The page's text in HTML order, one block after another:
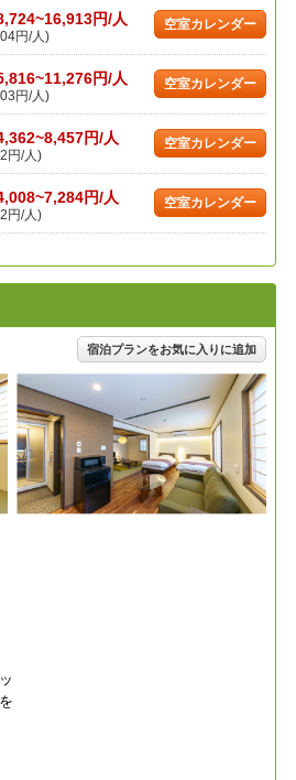
円/人
円/人)
空室カレンダー
円/人
円/人)
空室カレンダー
円/人
円/人)
空室カレンダー
円/人
円/人)
空室カレンダー
宿泊プランをお気に入りに追加